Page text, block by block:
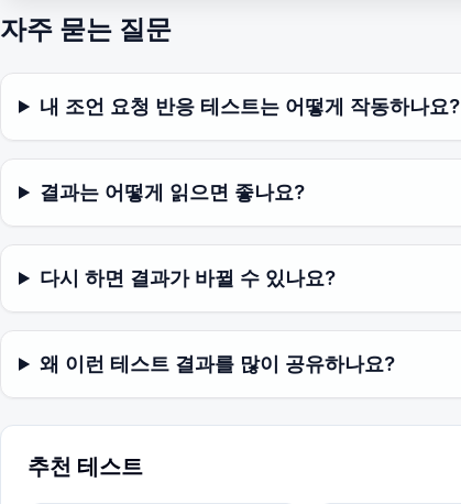
자주 묻는 질문
내 조언 요청 반응 테스트는 어떻게 작동하나요?
결과는 어떻게 읽으면 좋나요?
다시 하면 결과가 바뀔 수 있나요?
왜 이런 테스트 결과를 많이 공유하나요?
추천 테스트